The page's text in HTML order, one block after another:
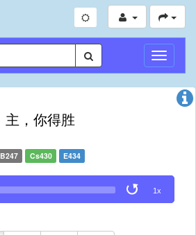
切
換
導
主，你得胜
B247 Cs430 E434
1x